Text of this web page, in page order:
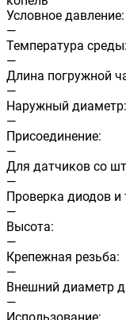
Условное давление:
—
Температура среды:
—
Длина погружной
—
Наружный диаметр:
—
Присоединение:
—
Для датчиков со
—
Проверка диодов и
—
Высота:
—
Крепежная резьба:
—
Внешний диаметр
—
Использование: